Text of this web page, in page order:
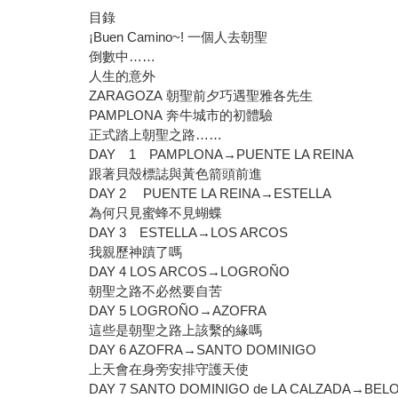
目錄
¡Buen Camino~! 一個人去朝聖
倒數中……
人生的意外
ZARAGOZA 朝聖前夕巧遇聖雅各先生
PAMPLONA 奔牛城市的初體驗
正式踏上朝聖之路……
DAY 1 PAMPLONA→PUENTE LA REINA
跟著貝殼標誌與黃色箭頭前進
DAY 2 PUENTE LA REINA→ESTELLA
為何只見蜜蜂不見蝴蝶
DAY 3 ESTELLA→LOS ARCOS
我親歷神蹟了嗎
DAY 4 LOS ARCOS→LOGROÑO
朝聖之路不必然要自苦
DAY 5 LOGROÑO→AZOFRA
這些是朝聖之路上該繫的緣嗎
DAY 6 AZOFRA→SANTO DOMINIGO
上天會在身旁安排守護天使
DAY 7 SANTO DOMINIGO de LA